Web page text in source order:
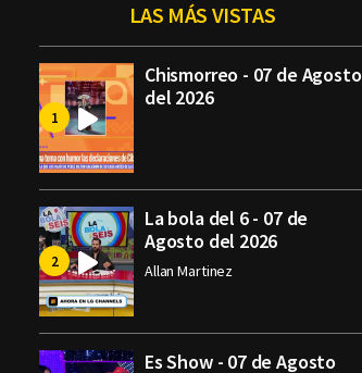
LAS MÁS VISTAS
Chismorreo - 07 de Agosto
del 2026
La bola del 6 - 07 de
Agosto del 2026
Allan Martinez
Es Show - 07 de Agosto